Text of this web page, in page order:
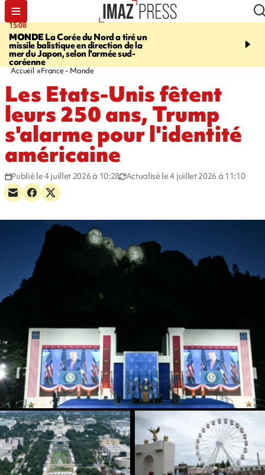
15:08
MONDELa Corée du Nord a tiré un
missile balistique en direction de la
mer du Japon, selon l'armée sud-
coréenne
17:24
est rouvert à la
Accueil France - Monde
Les Etats-Unis fêtent
leurs 250 ans, Trump
s'alarme pour l'identité
américaine
Publié le 4 juillet 2026 à 10:28 Actualisé le 4 juillet 2026 à 11:10